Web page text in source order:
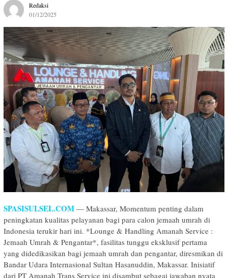
Redaksi
01/12/2025
SPASISULSEL.COM — Makassar, Momentum penting dalam
peningkatan kualitas pelayanan bagi para calon jemaah umrah di
Indonesia terukir hari ini. *Lounge & Handling Amanah Service :
Jemaah Umrah & Pengantar*, fasilitas tunggu eksklusif pertama
yang didedikasikan bagi jemaah umrah dan pengantar, diresmikan di
Bandar Udara Internasional Sultan Hasanuddin, Makassar. Inisiatif
dari PT Amanah Trans Service ini disambut sebagai jawaban nyata